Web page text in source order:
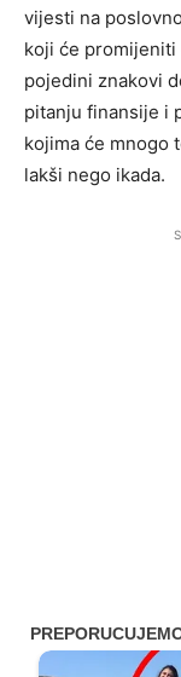
vijesti na
koji će promijeniti
pojedini znakovi
pitanju finansije i
kojima će mnogo
lakši nego ikada.